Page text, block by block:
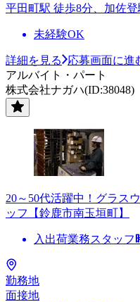
平田町駅 徒歩8分、加佐
未経験OK
詳細を見る
応募画面に進
アルバイト・パート
株式会社ナガハ(ID:38048)
20～50代活躍中！グラス
ッフ【鈴鹿市南玉垣町】
入出荷業務スタッフ
勤務地
面接地